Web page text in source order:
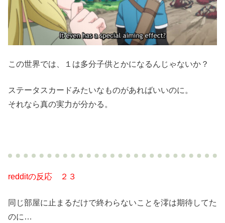
この世界では、１は多分子供とかになるんじゃないか？
ステータスカードみたいなものがあればいいのに。
それなら真の実力が分かる。
redditの反応 ２３
同じ部屋に止まるだけで終わらないことを澪は期待してた
のに…